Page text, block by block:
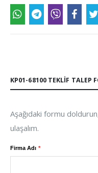
KP01-68100 TEKLIF TALEP
Aşağıdaki formu
ulaşalım.
Firma Adı